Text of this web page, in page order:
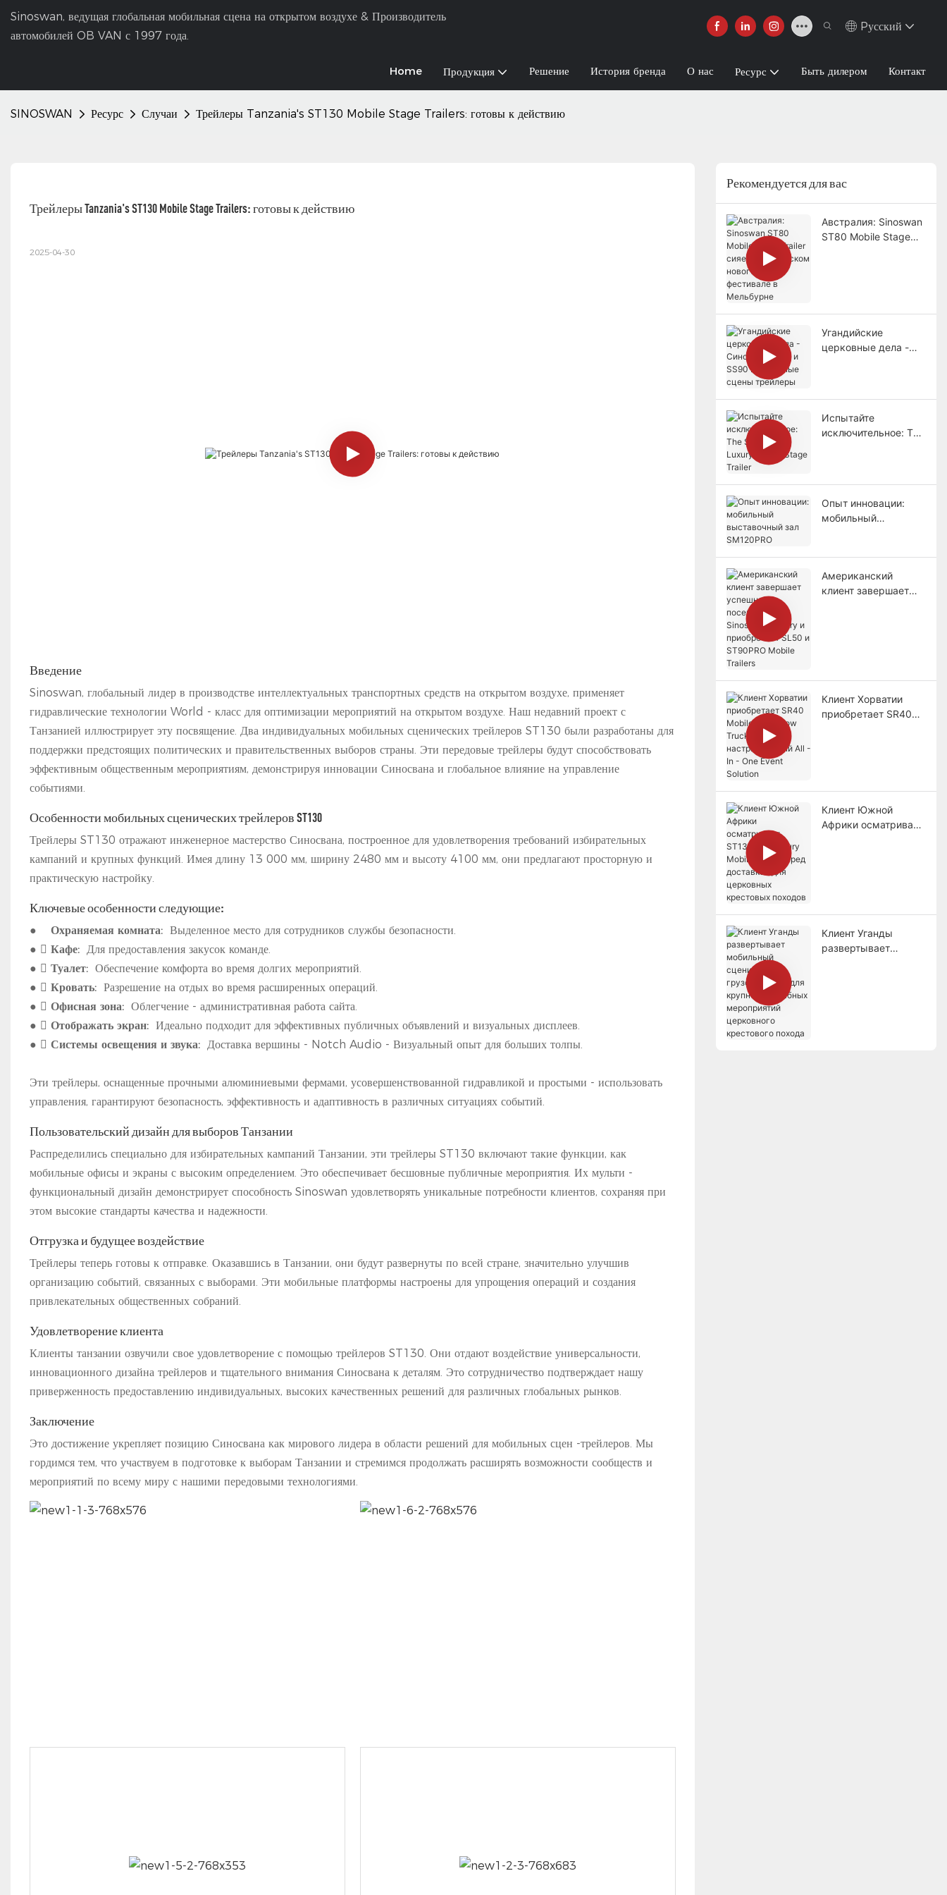
Sinoswan, ведущая глобальная мобильная сцена на открытом воздухе & Производитель
автомобилей OB VAN с 1997 года.
Pусский
Home Продукция Решение История бренда О нас Ресурс Быть дилером Контакт
SINOSWAN Ресурс Случаи Трейлеры Tanzania's ST130 Mobile Stage Trailers: готовы к действию
Трейлеры Tanzania's ST130 Mobile Stage Trailers: готовы к действию
2025-04-30
Введение
Sinoswan, глобальный лидер в производстве интеллектуальных транспортных средств на открытом воздухе, применяет
гидравлические технологии World - класс для оптимизации мероприятий на открытом воздухе. Наш недавний проект с
Танзанией иллюстрирует эту посвящение. Два индивидуальных мобильных сценических трейлеров ST130 были разработаны для
поддержки предстоящих политических и правительственных выборов страны. Эти передовые трейлеры будут способствовать
эффективным общественным мероприятиям, демонстрируя инновации Синосвана и глобальное влияние на управление
событиями.
Особенности мобильных сценических трейлеров ST130
Трейлеры ST130 отражают инженерное мастерство Синосвана, построенное для удовлетворения требований избирательных
кампаний и крупных функций. Имея длину 13 000 мм, ширину 2480 мм и высоту 4100 мм, они предлагают просторную и
практическую настройку.
Ключевые особенности следующие:
● Охраняемая комната: Выделенное место для сотрудников службы безопасности.
●  Кафе: Для предоставления закусок команде.
●  Туалет: Обеспечение комфорта во время долгих мероприятий.
●  Кровать: Разрешение на отдых во время расширенных операций.
●  Офисная зона: Облегчение - административная работа сайта.
●  Отображать экран: Идеально подходит для эффективных публичных объявлений и визуальных дисплеев.
●  Системы освещения и звука: Доставка вершины - Notch Audio - Визуальный опыт для больших толпы.
Эти трейлеры, оснащенные прочными алюминиевыми фермами, усовершенствованной гидравликой и простыми - использовать
управления, гарантируют безопасность, эффективность и адаптивность в различных ситуациях событий.
Пользовательский дизайн для выборов Танзании
Распределились специально для избирательных кампаний Танзании, эти трейлеры ST130 включают такие функции, как
мобильные офисы и экраны с высоким определением. Это обеспечивает бесшовные публичные мероприятия. Их мульти -
функциональный дизайн демонстрирует способность Sinoswan удовлетворять уникальные потребности клиентов, сохраняя при
этом высокие стандарты качества и надежности.
Отгрузка и будущее воздействие
Трейлеры теперь готовы к отправке. Оказавшись в Танзании, они будут развернуты по всей стране, значительно улучшив
организацию событий, связанных с выборами. Эти мобильные платформы настроены для упрощения операций и создания
привлекательных общественных собраний.
Удовлетворение клиента
Клиенты танзании озвучили свое удовлетворение с помощью трейлеров ST130. Они отдают воздействие универсальности,
инновационного дизайна трейлеров и тщательного внимания Синосвана к деталям. Это сотрудничество подтверждает нашу
приверженность предоставлению индивидуальных, высоких качественных решений для различных глобальных рынков.
Заключение
Это достижение укрепляет позицию Синосвана как мирового лидера в области решений для мобильных сцен -трейлеров. Мы
гордимся тем, что участвуем в подготовке к выборам Танзании и стремимся продолжать расширять возможности сообществ и
мероприятий по всему миру с нашими передовыми технологиями.
Рекомендуется для вас
Австралия: Sinoswan
ST80 Mobile Stage
Угандийские
церковные дела -
Испытайте
исключительное: The
Опыт инновации:
мобильный
Американский
клиент завершает
Клиент Хорватии
приобретает SR40
Клиент Южной
Африки осматривает
Клиент Уганды
развертывает